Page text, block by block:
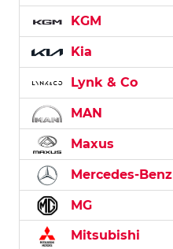
KGM
Kia
Lynk & Co
MAN
Maxus
Mercedes-Benz
MG
Mitsubishi